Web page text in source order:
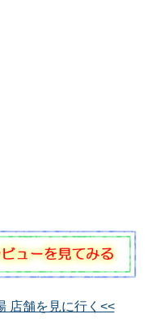
店舗を見に行く<<